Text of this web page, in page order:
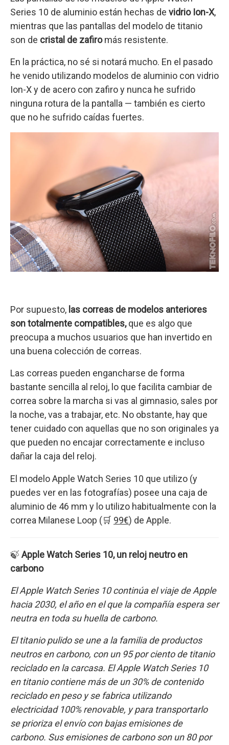
Series 10 de aluminio están hechas de vidrio Ion-X,
mientras que las pantallas del modelo de titanio
son de cristal de zafiromás resistente.
En la práctica, no sé si notará mucho. En el pasado
he venido utilizando modelos de aluminio con vidrio
Ion-X y de acero con zafiro y nunca he sufrido
ninguna rotura de la pantalla — también es cierto
que no he sufrido caídas fuertes.
Por supuesto, las correas de modelos anteriores
son totalmente compatibles,que es algo que
preocupa a muchos usuarios que han invertido en
una buena colección de correas.
Las correas pueden engancharse de forma
bastante sencilla al reloj, lo que facilita cambiar de
correa sobre la marcha si vas al gimnasio, sales por
la noche, vas a trabajar, etc. No obstante, hay que
tener cuidado con aquellas que no son originales ya
que pueden no encajar correctamente e incluso
dañar la caja del reloj.
El modelo Apple Watch Series 10 que utilizo (y
puedes ver en las fotografías) posee una caja de
aluminio de 46 mm y lo utilizo habitualmente con la
correa Milanese Loop (🛒 99€) de Apple.
🍃 Apple Watch Series 10, un reloj neutro en
carbono
El Apple Watch Series 10 continúa el viaje de Apple
hacia 2030, el año en el que la compañía espera ser
neutra en toda su huella de carbono.
El titanio pulido se une a la familia de productos
neutros en carbono, con un 95 por ciento de titanio
reciclado en la carcasa. El Apple Watch Series 10
en titanio contiene más de un 30% de contenido
reciclado en peso y se fabrica utilizando
electricidad 100% renovable, y para transportarlo
se prioriza el envío con bajas emisiones de
carbono. Sus emisiones de carbono son un 80 por